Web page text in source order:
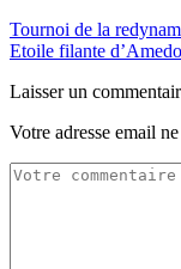
Tournoi de la
Etoile filante
Laisser un
Votre adresse email